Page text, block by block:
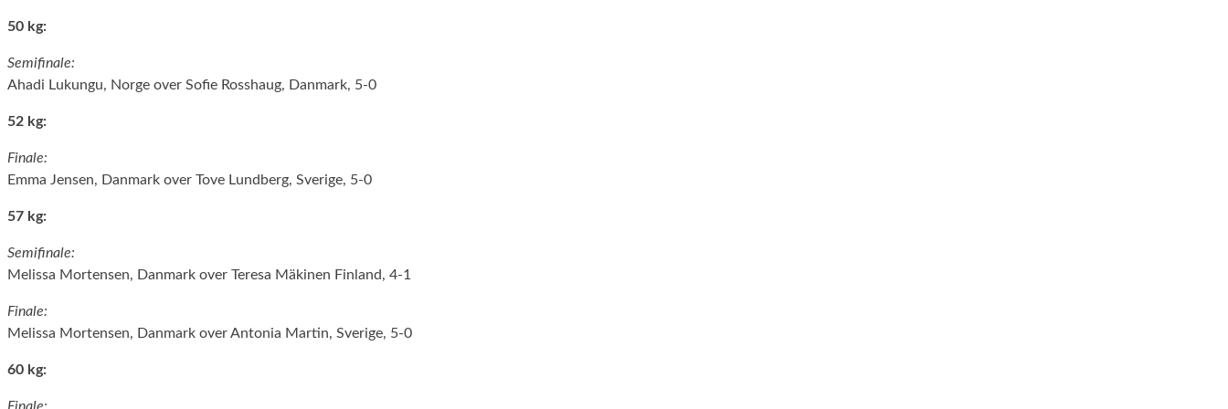
50 kg:
Semifinale:
Ahadi Lukungu, Norge over Sofie Rosshaug, Danmark, 5-0
52 kg:
Finale:
Emma Jensen, Danmark over Tove Lundberg, Sverige, 5-0
57 kg:
Semifinale:
Melissa Mortensen, Danmark over Teresa Mäkinen Finland, 4-1
Finale:
Melissa Mortensen, Danmark over Antonia Martin, Sverige, 5-0
60 kg:
Finale: